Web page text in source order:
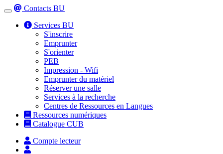
Toggle
navigation
Contacts BU
Services BU
S'inscrire
Emprunter
S'orienter
PEB
Impression - Wifi
Emprunter du matériel
Réserver une salle
Services à la recherche
Centres de Ressources en Langues
Ressources numériques
Catalogue CUB
Compte lecteur